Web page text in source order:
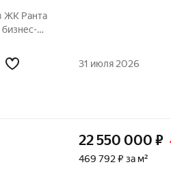
ЖК Ранта
и
31 июля 2026
22 550 000 ₽
469 792 ₽ за м²